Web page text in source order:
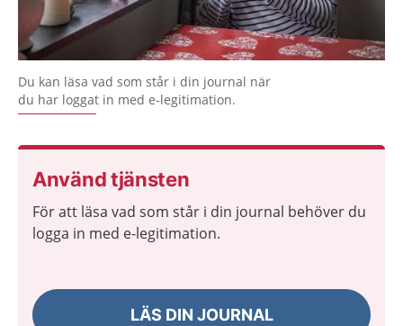
Du kan läsa vad som står i din journal när
du har loggat in med e-legitimation.
Använd tjänsten
För att läsa vad som står i din journal behöver du
logga in med e-legitimation.
LÄS DIN JOURNAL